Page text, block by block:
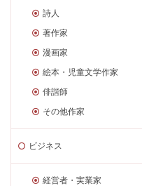
詩人
著作家
漫画家
絵本・児童文学作家
俳諧師
その他作家
ビジネス
経営者・実業家